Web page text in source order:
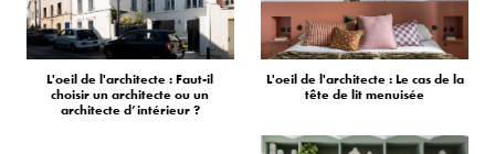
L'oeil de l'architecte : Faut-il
choisir un architecte ou un
architecte d’intérieur ?
L'oeil de l'architecte : Le cas de la
tête de lit menuisée